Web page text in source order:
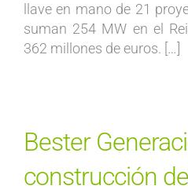
llave en mano de 21
suman 254 MW en el
362 millones de euros. […]
Bester
construcción